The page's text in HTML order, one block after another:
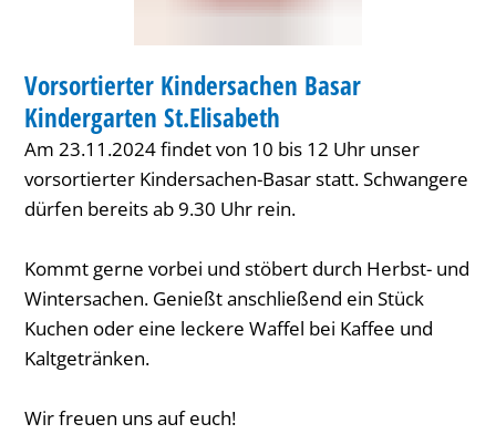
KATEGORIE: KINDER
Vorsortierter Kindersachen Basar
Kindergarten St.Elisabeth
Am 23.11.2024 findet von 10 bis 12 Uhr unser
vorsortierter Kindersachen-Basar statt. Schwangere
dürfen bereits ab 9.30 Uhr rein.
Kommt gerne vorbei und stöbert durch Herbst- und
Wintersachen. Genießt anschließend ein Stück
Kuchen oder eine leckere Waffel bei Kaffee und
Kaltgetränken.
Wir freuen uns auf euch!